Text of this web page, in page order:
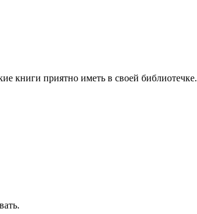
книги приятно иметь в своей библиотечке.